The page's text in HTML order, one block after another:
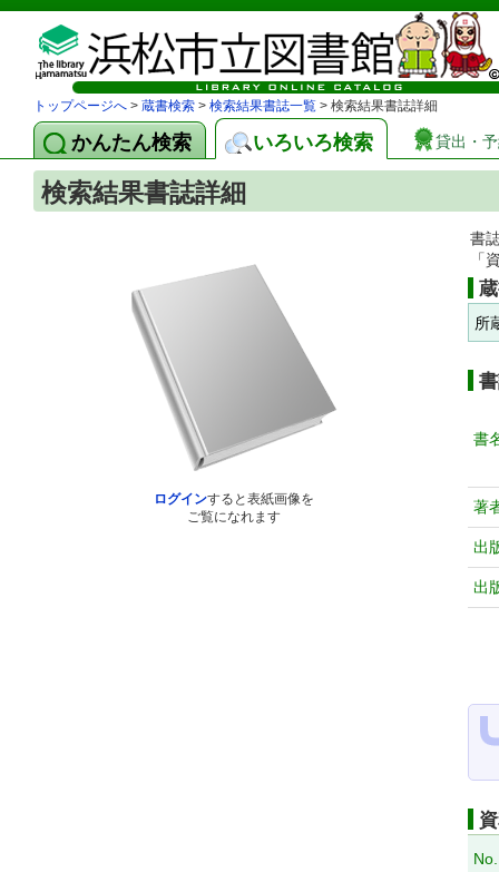
トップページへ > 蔵書検索 > 検索結果書誌一覧 > 検索結果書誌詳細
かんたん検索 いろいろ検索 貸出・
検索結果書誌詳細
ログインすると表紙画像を
ご覧になれます
書
「
所
書
著
出
出
No.